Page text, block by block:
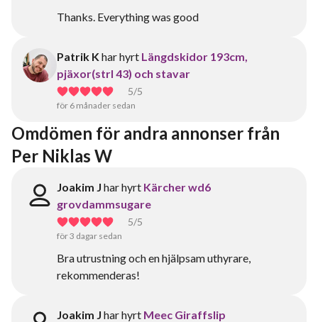
Thanks. Everything was good
Patrik K har hyrt Längdskidor 193cm,
pjäxor(strl 43) och stavar
5/5
för 6 månader sedan
Omdömen för andra annonser från
Per Niklas W
Joakim J har hyrt Kärcher wd6
grovdammsugare
5/5
för 3 dagar sedan
Bra utrustning och en hjälpsam uthyrare,
rekommenderas!
Joakim J har hyrt Meec Giraffslip